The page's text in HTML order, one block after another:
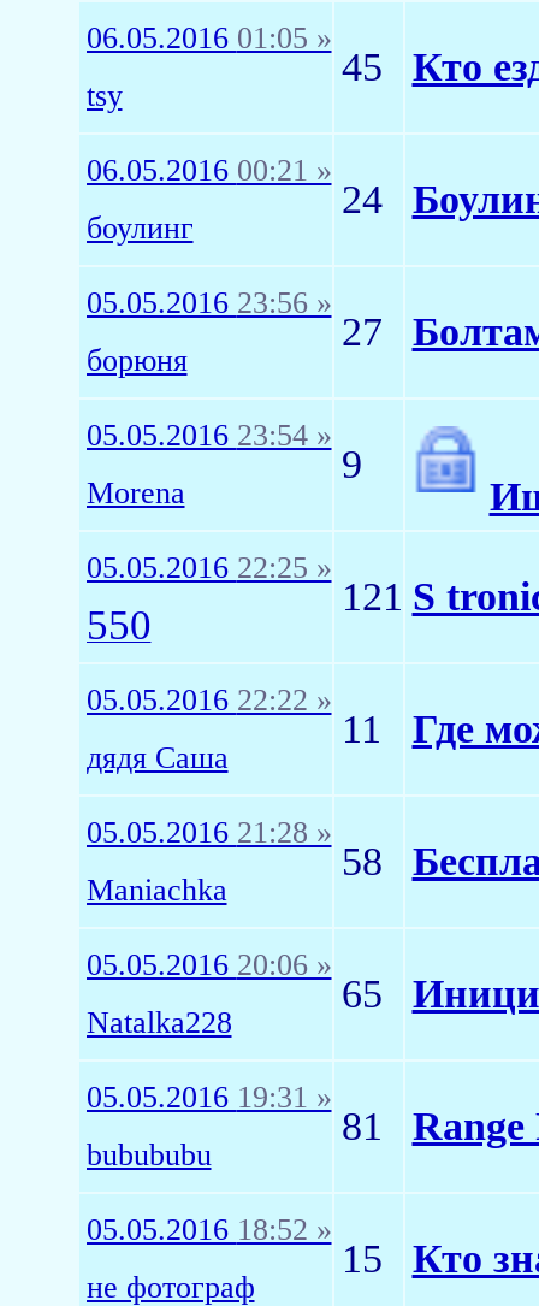
06.05.2016 01:05 »
tsy
45 Кто
06.05.2016 00:21 »
боулинг
24
05.05.2016 23:56 »
борюня
27
05.05.2016 23:54 »
Morena
9
05.05.2016 22:25 »
550
121 S
05.05.2016 22:22 »
дядя Саша
11 Где
05.05.2016 21:28 »
Maniachka
58
05.05.2016 20:06 »
Natalka228
65
05.05.2016 19:31 »
bubububu
81
05.05.2016 18:52 »
не фотограф
15 Кто